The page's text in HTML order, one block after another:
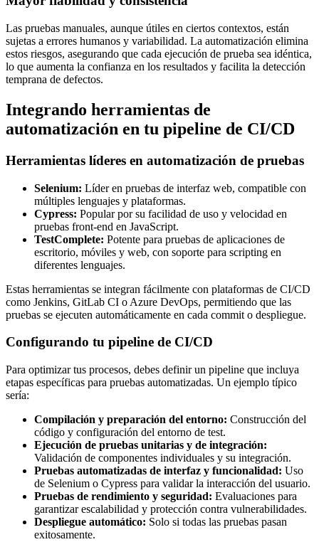
Las pruebas manuales, aunque útiles en ciertos contextos, están
sujetas a errores humanos y variabilidad. La automatización elimina
estos riesgos, asegurando que cada ejecución de prueba sea idéntica,
lo que aumenta la confianza en los resultados y facilita la detección
temprana de defectos.
Integrando herramientas de
automatización en tu pipeline de CI/CD
Herramientas líderes en automatización de pruebas
Selenium: Líder en pruebas de interfaz web, compatible con
múltiples lenguajes y plataformas.
Cypress: Popular por su facilidad de uso y velocidad en
pruebas front-end en JavaScript.
TestComplete: Potente para pruebas de aplicaciones de
escritorio, móviles y web, con soporte para scripting en
diferentes lenguajes.
Estas herramientas se integran fácilmente con plataformas de CI/CD
como Jenkins, GitLab CI o Azure DevOps, permitiendo que las
pruebas se ejecuten automáticamente en cada commit o despliegue.
Configurando tu pipeline de CI/CD
Para optimizar tus procesos, debes definir un pipeline que incluya
etapas específicas para pruebas automatizadas. Un ejemplo típico
sería:
Compilación y preparación del entorno: Construcción del
código y configuración del entorno de test.
Ejecución de pruebas unitarias y de integración:
Validación de componentes individuales y su integración.
Pruebas automatizadas de interfaz y funcionalidad: Uso
de Selenium o Cypress para validar la interacción del usuario.
Pruebas de rendimiento y seguridad: Evaluaciones para
garantizar escalabilidad y protección contra vulnerabilidades.
Despliegue automático: Solo si todas las pruebas pasan
exitosamente.